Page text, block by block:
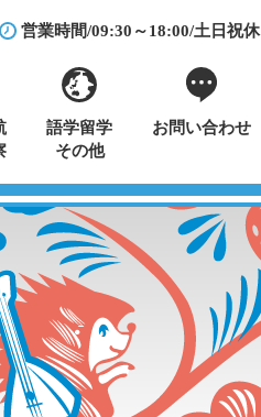
営業時間/09:30～18:00/土日祝休
語学留学
その他
お問い合わせ